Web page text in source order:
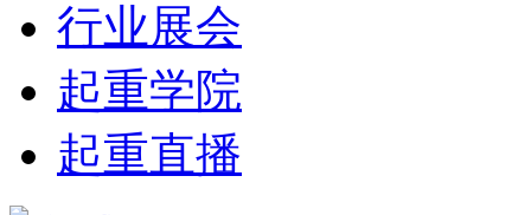
行业展会
起重学院
起重直播